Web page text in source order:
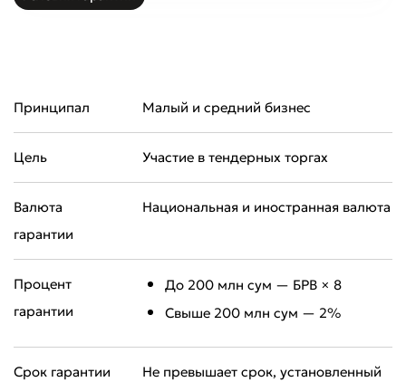
Принципал Малый и средний бизнес
Цель Участие в тендерных торгах
Валюта
гарантии
Национальная и иностранная валюта
Процент
гарантии
До 200 млн сум — БРВ × 8
Свыше 200 млн сум — 2%
Срок гарантии
Не превышает срок, установленный